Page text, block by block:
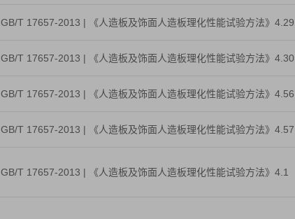
GB/T 17657-2013 | 《人造板及饰面人造板理化性能试验方法》4.29
GB/T 17657-2013 | 《人造板及饰面人造板理化性能试验方法》4.30
GB/T 17657-2013 | 《人造板及饰面人造板理化性能试验方法》4.56
GB/T 17657-2013 | 《人造板及饰面人造板理化性能试验方法》4.57
GB/T 17657-2013 | 《人造板及饰面人造板理化性能试验方法》4.1